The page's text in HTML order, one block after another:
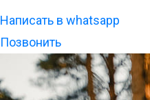
Написать в whatsаpp
Позвонить